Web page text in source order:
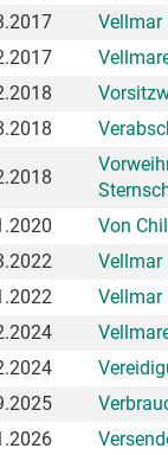
Vellmar
Von
Vellmar
Vellmar